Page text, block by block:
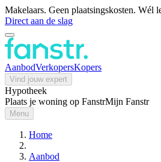
Makelaars. Geen plaatsingskosten. Wél
Direct aan de slag
AanbodVerkopersKopers
Vind jouw expert
Hypotheek
Plaats je woning op FanstrMijn Fanstr
Menu
Home
Aanbod